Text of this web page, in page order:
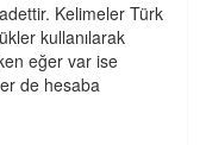
Kelimeler Türk
kullanılarak
eğer var ise
de hesaba